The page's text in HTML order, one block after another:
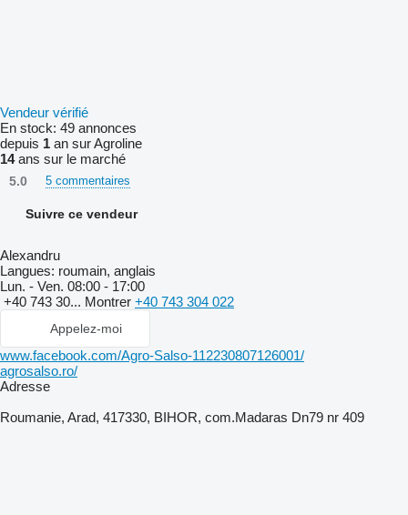
Vendeur vérifié
En stock: 49 annonces
depuis 1 an sur Agroline
14ans sur le marché
5.0 5 commentaires
Suivre ce vendeur
Alexandru
Langues: roumain, anglais
Lun. - Ven. 08:00 - 17:00
+40 743 30... Montrer +40 743 304 022
Appelez-moi
www.facebook.com/Agro-Salso-112230807126001/
agrosalso.ro/
Adresse
Roumanie, Arad, 417330, BIHOR, com.Madaras Dn79 nr 409